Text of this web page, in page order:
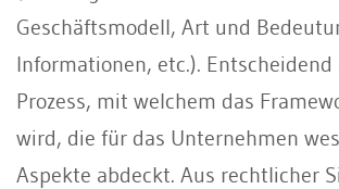
Geschäftsmodell, Art und
Informationen, etc.).
Prozess, mit welchem das
wird, die für das Unternehmen
Aspekte abdeckt. Aus rechtlicher